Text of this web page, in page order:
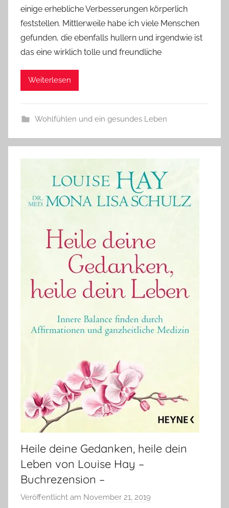
einige erhebliche Verbesserungen körperlich
feststellen. Mittlerweile habe ich viele Menschen
gefunden, die ebenfalls hullern und irgendwie ist
das eine wirklich tolle und freundliche
Weiterlesen
Wohlfühlen und ein gesundes Leben
Heile deine Gedanken, heile dein
Leben von Louise Hay –
Buchrezension –
Veröffentlicht am November 21, 2019